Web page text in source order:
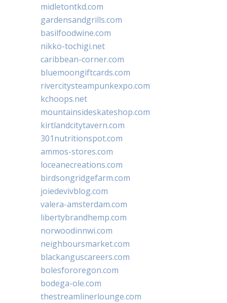
midletontkd.com
gardensandgrills.com
basilfoodwine.com
nikko-tochigi.net
caribbean-corner.com
bluemoongiftcards.com
rivercitysteampunkexpo.com
kchoops.net
mountainsideskateshop.com
kirtlandcitytavern.com
301nutritionspot.com
ammos-stores.com
loceanecreations.com
birdsongridgefarm.com
joiedevivblog.com
valera-amsterdam.com
libertybrandhemp.com
norwoodinnwi.com
neighboursmarket.com
blackanguscareers.com
bolesfororegon.com
bodega-ole.com
thestreamlinerlounge.com